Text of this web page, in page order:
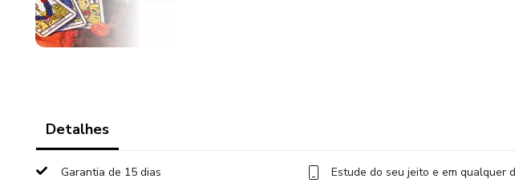
Detalhes
Garantia de 15 dias Estude do seu jeito e em qualquer